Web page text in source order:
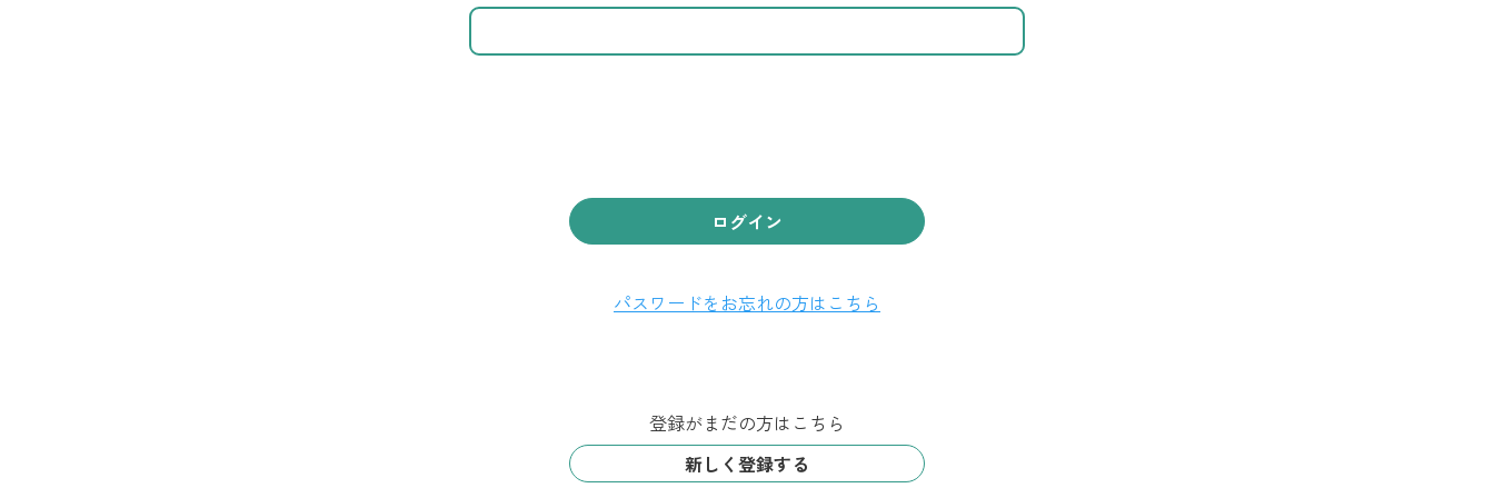
ログイン
パスワードをお忘れの方はこちら
登録がまだの方はこちら
新しく登録する